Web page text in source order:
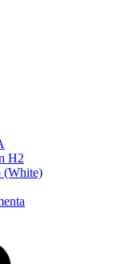
H2
(White)